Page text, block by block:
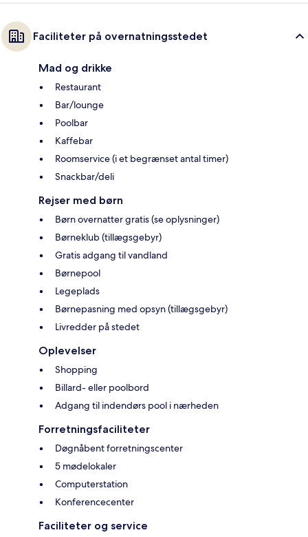
Faciliteter på overnatningsstedet
Mad og drikke
Restaurant
Bar/lounge
Poolbar
Kaffebar
Roomservice (i et begrænset antal timer)
Snackbar/deli
Rejser med børn
Børn overnatter gratis (se oplysninger)
Børneklub (tillægsgebyr)
Gratis adgang til vandland
Børnepool
Legeplads
Børnepasning med opsyn (tillægsgebyr)
Livredder på stedet
Oplevelser
Shopping
Billard- eller poolbord
Adgang til indendørs pool i nærheden
Forretningsfaciliteter
Døgnåbent forretningscenter
5 mødelokaler
Computerstation
Konferencecenter
Faciliteter og service